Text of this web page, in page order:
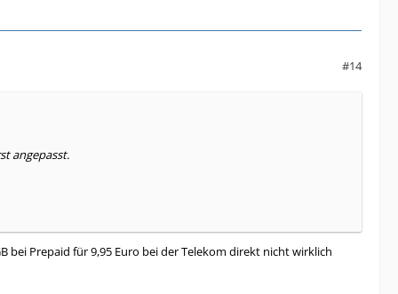
#14
angepasst.
bei Prepaid für 9,95 Euro bei der Telekom direkt nicht wirklich